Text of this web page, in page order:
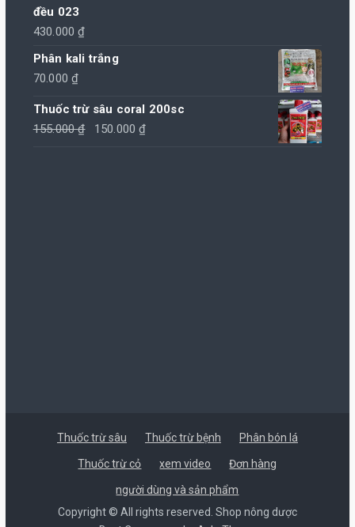
đều 023
430.000₫
Phân kali trắng
70.000₫
Thuốc trừ sâu coral 200sc
155.000₫
Giá
150.000₫
Thuốc trừ sâu Thuốc trừ bệnh Phân bón lá
Thuốc trừ cỏ xem video Đơn hàng
người dùng và sản phẩm
Copyright © All rights reserved. Shop nông dược